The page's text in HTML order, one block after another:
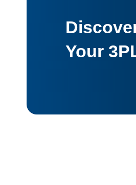
Your